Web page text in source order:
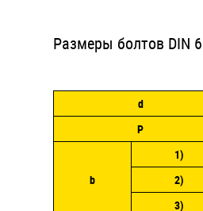
Шайбы
Шпильки
Размеры болтов DIN
d
P
b
1)
2)
3)